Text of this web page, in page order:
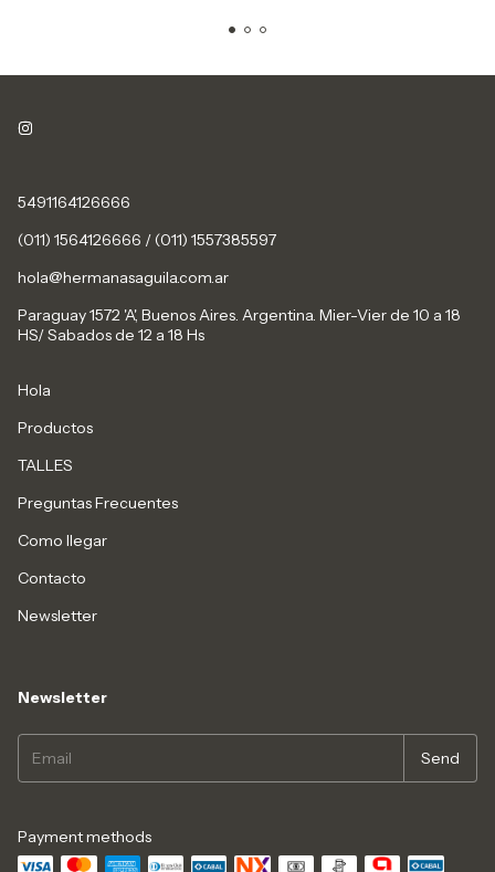
5491164126666
(011) 1564126666 / (011) 1557385597
hola@hermanasaguila.com.ar
Paraguay 1572 'A', Buenos Aires. Argentina. Mier-Vier de 10 a 18
HS/ Sabados de 12 a 18 Hs
Hola
Productos
TALLES
Preguntas Frecuentes
Como llegar
Contacto
Newsletter
Newsletter
Payment methods